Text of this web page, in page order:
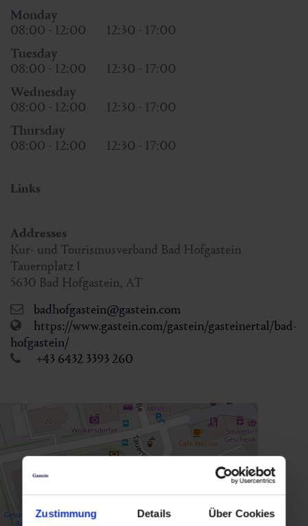
Zustimmung Details Über Cookies
Monday
08:00 - 12:00
12:30 - 17:00
Tuesday
08:00 - 12:00
12:30 - 17:00
Wednesday
08:00 - 12:00
12:30 - 17:00
Thursday
08:00 - 12:00
12:30 - 17:00
Links
Addresses
Kur- und Tourismusverband Bad Hofgastein
Tauernplatz 1
5630 Bad Hofgastein, AT
badhofgastein@gastein.com
https://www.gastein.com/gastein/gasteinertal/bad-
hofgastein/
+43 6432 3393 260